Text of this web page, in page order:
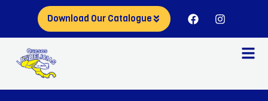
Download Our Catalogue